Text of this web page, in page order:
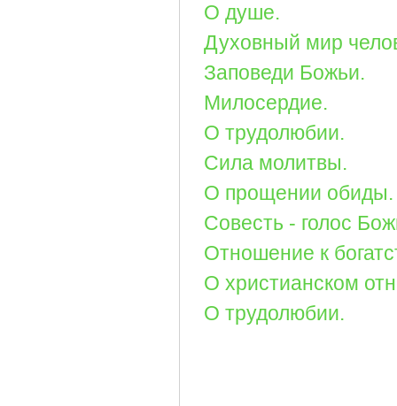
О душе.
Духовный мир
Заповеди Божьи.
Милосердие.
О трудолюбии.
Сила молитвы.
О прощении обиды.
Совесть - голос
Отношение к
О христианском
О трудолюбии.